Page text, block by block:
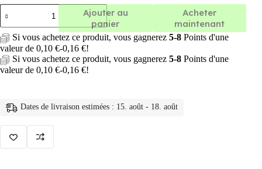
quantité
de
lampe
torche
à
lumière
LED,
grande
Ajouter au
panier
Acheter
maintenant
Si vous achetez ce produit, vous gagnerez 5-8 Points d'une
valeur de 0,10 €-0,16 €!
Si vous achetez ce produit, vous gagnerez 5-8 Points d'une
valeur de 0,10 €-0,16 €!
Dates de livraison estimées : 15. août - 18. août